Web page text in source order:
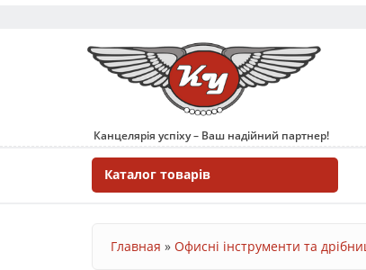
Канцелярія успіху – Ваш надійний партнер!
Каталог товарів
Ви є тут
Главная » Офисні інструменти та